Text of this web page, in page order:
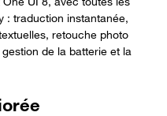
: traduction instantanée,
retouche photo
de la batterie et la